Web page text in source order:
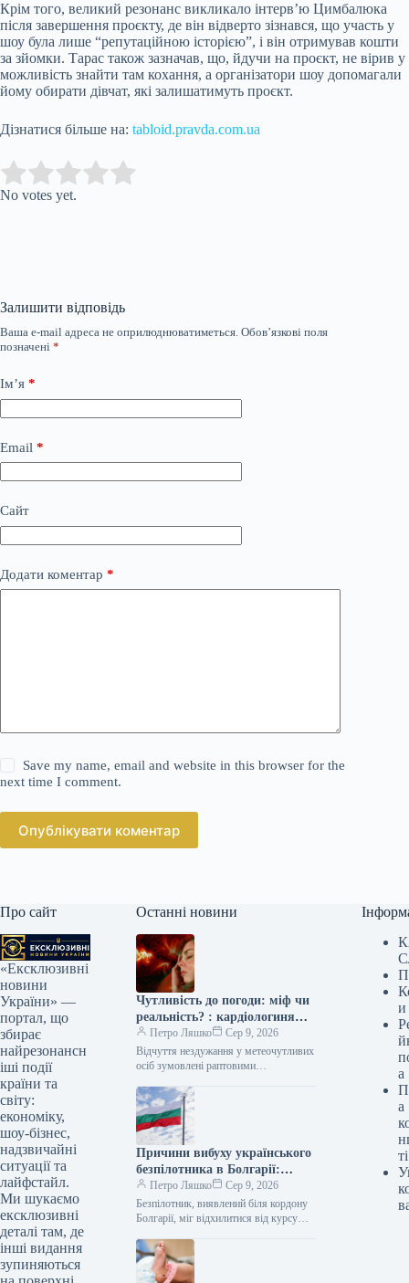
Крім того, великий резонанс викликало інтерв’ю Цимбалюка
після завершення проєкту, де він відверто зізнався, що участь у
шоу була лише “репутаційною історією”, і він отримував кошти
за зйомки. Тарас також зазначав, що, йдучи на проєкт, не вірив у
можливість знайти там кохання, а організатори шоу допомагали
йому обирати дівчат, які залишатимуть проєкт.
Дізнатися більше на: tabloid.pravda.com.ua
Rate this item:
No votes yet.
Залишити відповідь
Ваша e-mail адреса не оприлюднюватиметься. Обов’язкові поля
позначені *
Ім’я *
Email *
Сайт
Додати коментар *
Save my name, email and website in this browser for the
next time I comment.
Опублікувати коментар
Про сайт
«Ексклюзивні
новини
України» —
портал, що
збирає
найрезонансн
іші події
країни та
світу:
економіку,
шоу-бізнес,
надзвичайні
ситуації та
лайфстайл.
Ми шукаємо
ексклюзивні
деталі там, де
інші видання
зупиняються
Останні новини
Чутливість до погоди: міф чи
реальність? : кардіологиня
здивувала відповіддю
Петро Ляшко
Сер 9, 2026
Відчуття нездужання у метеочутливих
осіб зумовлені раптовими
вологості та атмосферного тиску.
Метеозалежність Метеозалежність – це
не вигадка,…
Причини вибуху українського
безпілотника в Болгарії:
роз’яснення Генерального
штабу
Петро Ляшко
Сер 9, 2026
Безпілотник, виявлений біля кордону
Болгарії, міг відхилитися від курсу
боротьби (РЕБ). Начальник
Генерального штабу Еміл Ефтімов…
и
а
а
ті